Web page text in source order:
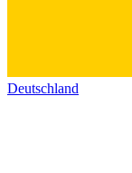
Deutschland